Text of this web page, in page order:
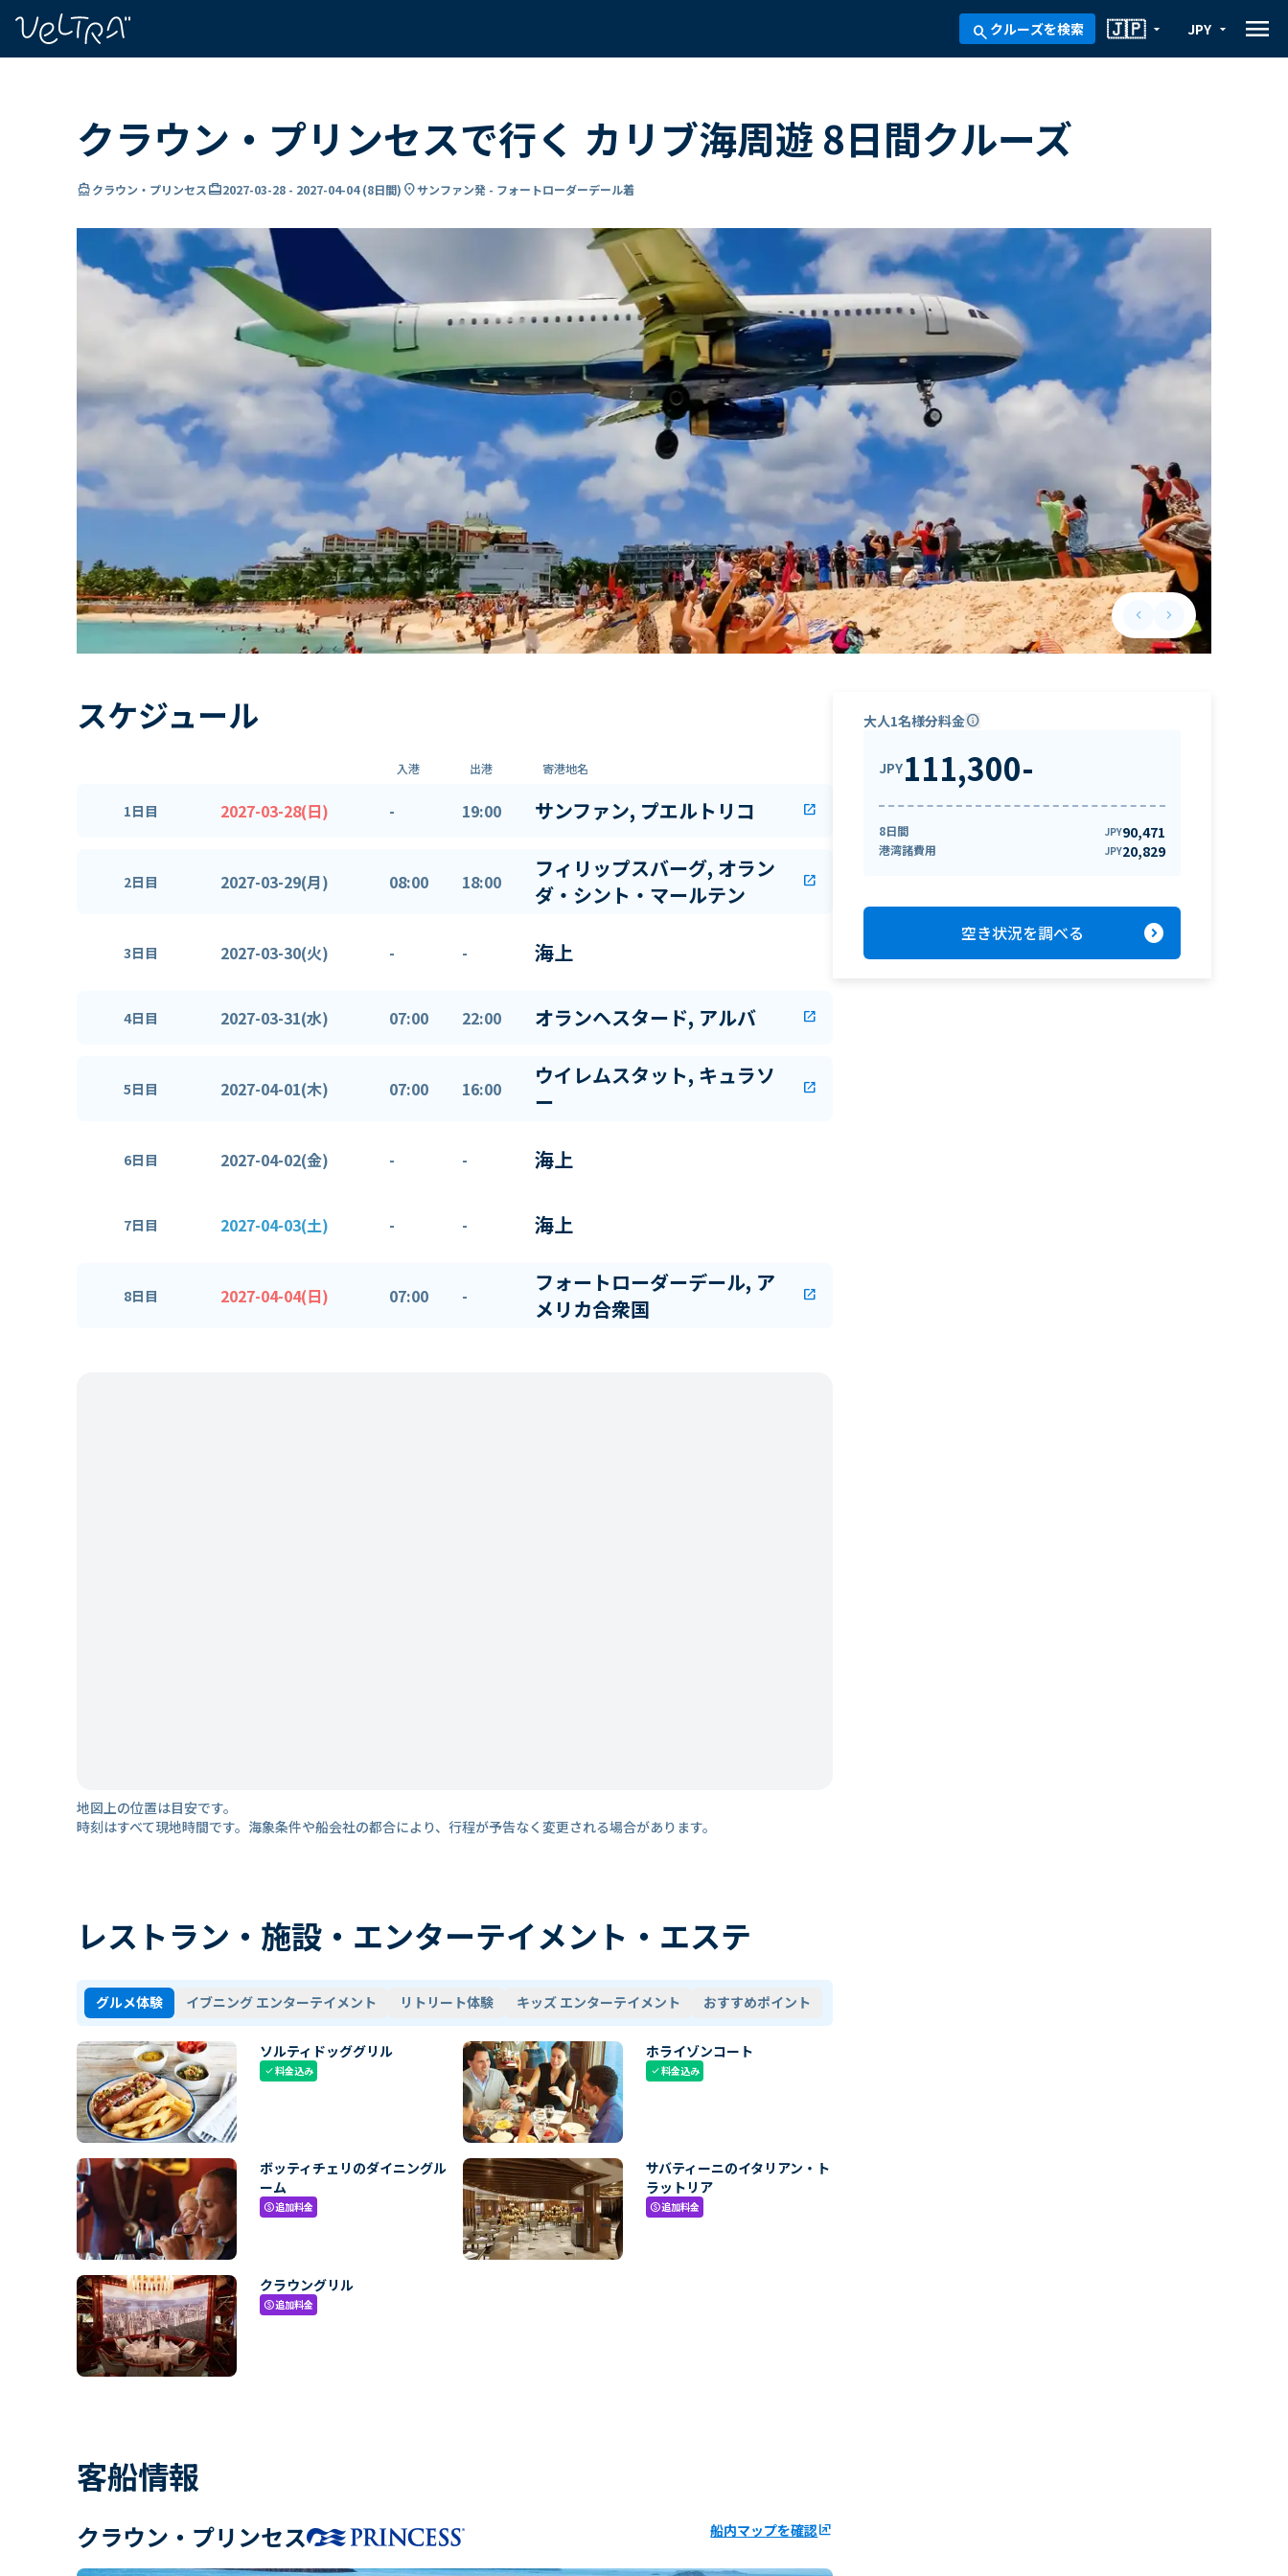
search クルーズを検索 arrow_drop_down
🇯🇵 arrow_drop_down
JPY menu
クラウン・プリンセスで行く カリブ海周遊 8日間クルーズ
directions_boatクラウン・プリンセスcard_travel2027-03-28 - 2027-04-04(8日間) location_onサンファン発 - フォートローダーデール着
keyboard_arrow_leftPrevious slide
keyboard_arrow_rightNext slide
スケジュール
入港 出港 寄港地名
1日目 2027-03-28(日) - 19:00 サンファン, プエルトリコ open_in_new
2日目 2027-03-29(月) 08:00 18:00
フィリップスバーグ, オラン
ダ・シント・マールテン
open_in_new
3日目 2027-03-30(火) - - 海上
4日目 2027-03-31(水) 07:00 22:00 オランヘスタード, アルバ open_in_new
5日目 2027-04-01(木) 07:00 16:00
ウイレムスタット, キュラソ
ー
open_in_new
6日目 2027-04-02(金) - - 海上
7日目 2027-04-03(土) - - 海上
8日目 2027-04-04(日) 07:00 -
フォートローダーデール, ア
メリカ合衆国
open_in_new
地図上の位置は目安です。
時刻はすべて現地時間です。海象条件や船会社の都合により、行程が予告なく変更される場合があります。
レストラン・施設・エンターテイメント・エステ
グルメ体験 イブニング エンターテイメント リトリート体験 キッズ エンターテイメント おすすめポイント
ソルティドッググリル
check料金込み
ホライゾンコート
check料金込み
ボッティチェリのダイニングル
ーム
paid追加料金
サバティーニのイタリアン・ト
ラットリア
paid追加料金
クラウングリル
paid追加料金
客船情報
クラウン・プリンセス 船内マップを確認ungroup
大人1名様分料金info
JPY111,300-
8日間 JPY90,471
港湾諸費用 JPY20,829
空き状況を調べる expand_circle_right